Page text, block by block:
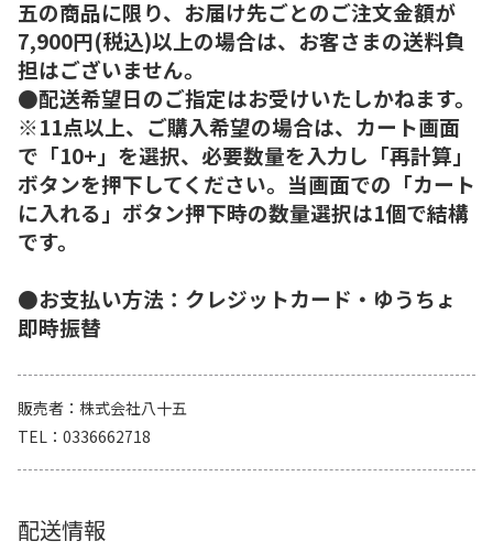
五の商品に限り、お届け先ごとのご注文金額が
7,900円(税込)以上の場合は、お客さまの送料負
担はございません。
●配送希望日のご指定はお受けいたしかねます。
※11点以上、ご購入希望の場合は、カート画面
で「10+」を選択、必要数量を入力し「再計算」
ボタンを押下してください。当画面での「カート
に入れる」ボタン押下時の数量選択は1個で結構
です。
●お支払い方法：クレジットカード・ゆうちょ
即時振替
販売者
株式会社八十五
TEL
0336662718
配送情報